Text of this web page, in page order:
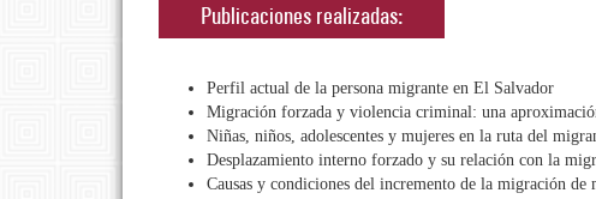
Publicaciones realizadas:
Perfil actual de la persona migrante en El Salvador
Migración forzada y violencia criminal: una
Niñas, niños, adolescentes y mujeres en la ruta del
Desplazamiento interno forzado y su relación con la
Causas y condiciones del incremento de la migración de